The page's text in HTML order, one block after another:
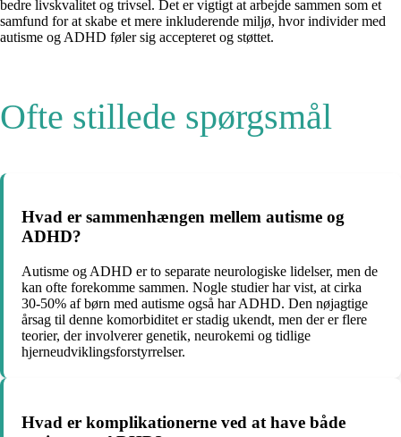
bedre livskvalitet og trivsel. Det er vigtigt at arbejde sammen som et
samfund for at skabe et mere inkluderende miljø, hvor individer med
autisme og ADHD føler sig accepteret og støttet.
Ofte stillede spørgsmål
Hvad er sammenhængen mellem autisme og
ADHD?
Autisme og ADHD er to separate neurologiske lidelser, men de
kan ofte forekomme sammen. Nogle studier har vist, at cirka
30-50% af børn med autisme også har ADHD. Den nøjagtige
årsag til denne komorbiditet er stadig ukendt, men der er flere
teorier, der involverer genetik, neurokemi og tidlige
hjerneudviklingsforstyrrelser.
Hvad er komplikationerne ved at have både